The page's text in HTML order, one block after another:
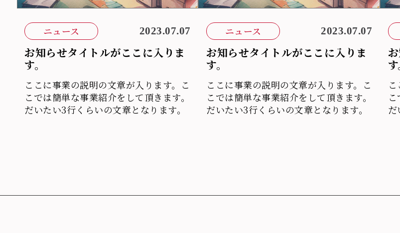
ニュース 2023.07.07
お知らせタイトルがここに入りま
す。
ここに事業の説明の文章が入ります。こ
こでは簡単な事業紹介をして頂きます。
だいたい3行くらいの文章となります。
ニュース 2023.07.07
お知らせタイトルがここに入りま
す。
ここに事業の説明の文章が入ります。こ
こでは簡単な事業紹介をして頂きます。
だいたい3行くらいの文章となります。
す
だ